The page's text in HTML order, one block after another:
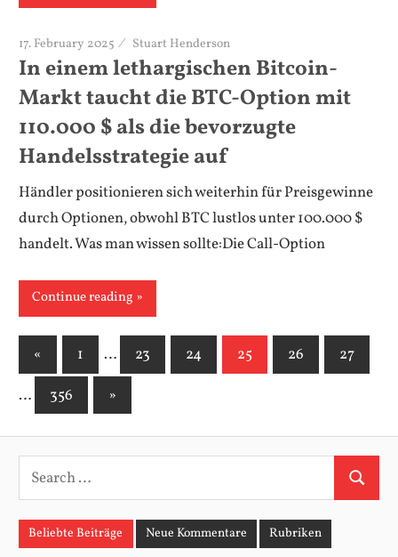
17. February 2025 Stuart Henderson
In einem lethargischen Bitcoin-
Markt taucht die BTC-Option mit
110.000 $ als die bevorzugte
Handelsstrategie auf
Händler positionieren sich weiterhin für Preisgewinne
durch Optionen, obwohl BTC lustlos unter 100.000 $
handelt. Was man wissen sollte:Die Call-Option
Continue reading
Posts
pagination
« Previous
Posts
1 … 23 24 25 26
27
…
356
Next
Posts
»
e
a
r
Beliebte Beiträge Neue Kommentare Rubriken